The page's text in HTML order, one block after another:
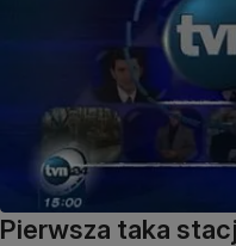
Pierwsza taka